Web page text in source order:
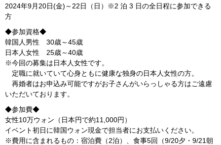
2024年9月20日(金)～22日（日）※2 泊 3 日の全日程に参加できる
方
◆参加資格◆
韓国人男性 30歳～45歳
日本人女性 25歳～40歳
※今回の募集は日本人女性です。
定職に就いていて心身ともに健康な独身の日本人女性の方。
再婚者はお申込み可能ですがお子さんがいらっしゃる方はご遠慮
いただいております。
◆参加費◆
女性10万ウォン（日本円で約11,000円）
イベント初日に韓国ウォン現金で担当者にお支払いください。
※費用に含まれるもの：宿泊費（2泊）、食事5回（9/20夕・9/21朝